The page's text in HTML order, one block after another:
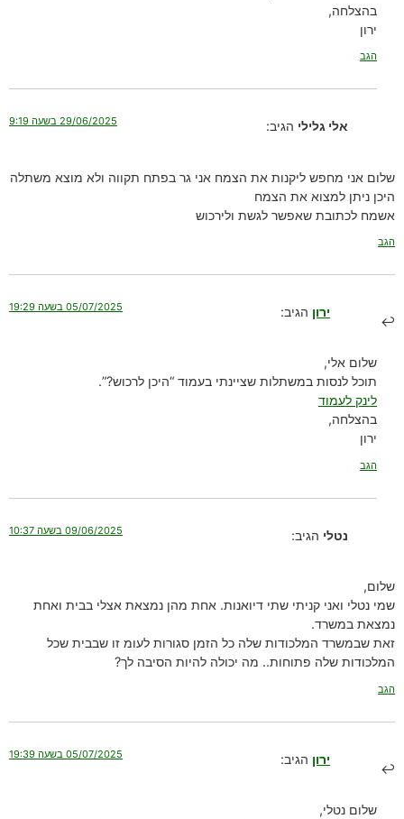
בהצלחה,
ירון
הגב
אלי גלילי הגיב: 29/06/2025 בשעה 9:19
שלום אני מחפש ליקנות את הצמח אני גר בפתח תקווה ולא מוצא משתלה
היכן ניתן למצוא את הצמח
אשמח לכתובת שאפשר לגשת ולירכוש
הגב
ירון הגיב: 05/07/2025 בשעה 19:29
שלום אלי,
תוכל לנסות במשתלות שציינתי בעמוד “היכן לרכוש?”.
לינק לעמוד
בהצלחה,
ירון
הגב
נטלי הגיב: 09/06/2025 בשעה 10:37
שלום,
שמי נטלי ואני קניתי שתי דיואנות. אחת מהן נמצאת אצלי בבית ואחת
נמצאת במשרד.
זאת שבמשרד המלכודות שלה כל הזמן סגורות לעומ זו שבבית שכל
המלכודות שלה פתוחות.. מה יכולה להיות הסיבה לך?
הגב
ירון הגיב: 05/07/2025 בשעה 19:39
שלום נטלי,